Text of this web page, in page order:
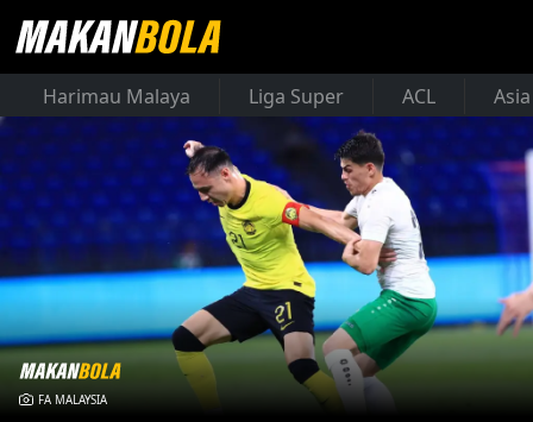
Harimau Malaya Liga Super ACL
FA MALAYSIA